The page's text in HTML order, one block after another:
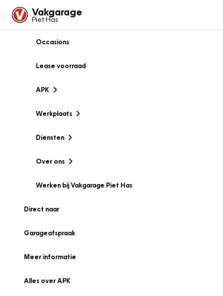
Vakgarage
Piet Has
Occasions
Lease voorraad
APK
Werkplaats
Diensten
Over ons
Werken bij Vakgarage Piet Has
Direct naar
Garageafspraak
Meer informatie
Alles over APK